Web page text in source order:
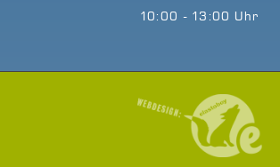
10:00 - 13:00 Uhr